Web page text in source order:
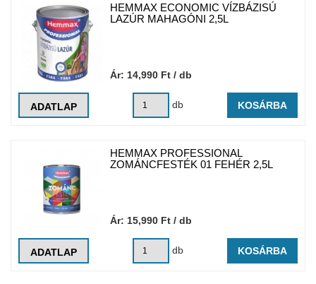
HEMMAX ECONOMIC VÍZBÁZISÚ
LAZÚR MAHAGÓNI 2,5L
Ár: 14,990 Ft / db
ADATLAP db KOSÁRBA
HEMMAX PROFESSIONAL
ZOMÁNCFESTÉK 01 FEHÉR 2,5L
Ár: 15,990 Ft / db
ADATLAP db KOSÁRBA